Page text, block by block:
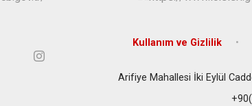
Kullanım ve Gizlilik
Arifiye Mahallesi İki Eylül